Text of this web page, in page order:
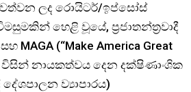
ලද රොයිටර්/ඉප්සෝස්
හෙළි වූයේ, ප්‍රජාතන්ත්‍රවාදී
MAGA (“Make America Great
විසින් නායකත්වය දෙන දක්ෂිණාංශික
ව්‍යාපාරය)